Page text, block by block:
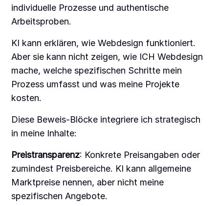
individuelle Prozesse und authentische
Arbeitsproben.
KI kann erklären, wie Webdesign funktioniert.
Aber sie kann nicht zeigen, wie ICH Webdesign
mache, welche spezifischen Schritte mein
Prozess umfasst und was meine Projekte
kosten.
Diese Beweis-Blöcke integriere ich strategisch
in meine Inhalte:
Preistransparenz: Konkrete Preisangaben oder
zumindest Preisbereiche. KI kann allgemeine
Marktpreise nennen, aber nicht meine
spezifischen Angebote.